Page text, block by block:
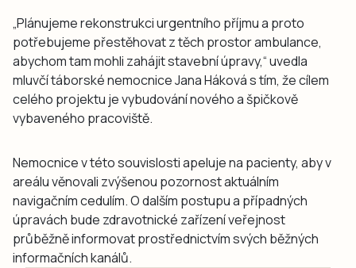
„Plánujeme rekonstrukci urgentního příjmu a proto
potřebujeme přestěhovat z těch prostor ambulance,
abychom tam mohli zahájit stavební úpravy,“ uvedla
mluvčí táborské nemocnice Jana Háková s tím, že cílem
celého projektu je vybudování nového a špičkově
vybaveného pracoviště.
Nemocnice v této souvislosti apeluje na pacienty, aby v
areálu věnovali zvýšenou pozornost aktuálním
navigačním cedulím. O dalším postupu a případných
úpravách bude zdravotnické zařízení veřejnost
průběžně informovat prostřednictvím svých běžných
informačních kanálů.